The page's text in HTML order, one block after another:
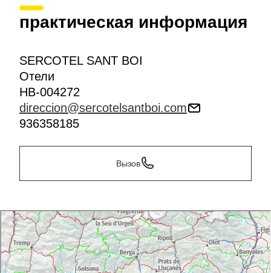
практическая информация
SERCOTEL SANT BOI
Отели
HB-004272
direccion@sercotelsantboi.com
936358185
Вызов